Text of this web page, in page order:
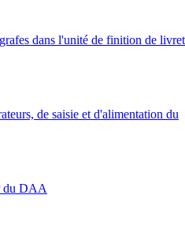
dans l'unité de finition de livret
de saisie et d'alimentation du
du DAA